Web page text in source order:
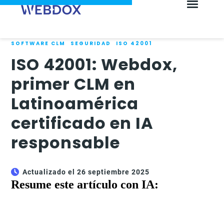
SOFTWARE CLM SEGURIDAD ISO 42001
ISO 42001: Webdox,
primer CLM en
Latinoamérica
certificado en IA
responsable
Actualizado el 26 septiembre 2025
Resume este artículo con IA: